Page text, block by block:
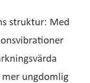
struktur: Med
ungdomlig